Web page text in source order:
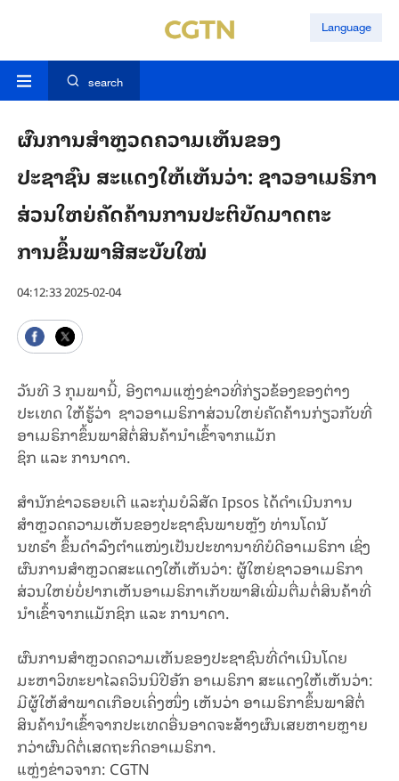
Language
search
ຜົນການສຳຫຼວດຄວາມເຫັນຂອງ
ປະຊາຊົນ ສະແດງໃຫ້ເຫັນວ່າ: ຊາວອາເມຣິກາ
ສ່ວນໃຫຍ່ຄັດຄ້ານການປະຕິບັດມາດຕະ
ການຂຶ້ນພາສີສະບັບໃໝ່
04:12:33 2025-02-04
ວັນທີ 3 ກຸມພານີ້, ອີງຕາມແຫຼ່ງຂ່າວທີ່ກ່ຽວຂ້ອງຂອງຕ່າງ
ປະເທດ ໃຫ້ຮູ້ວ່າ ຊາວອາເມຣິກາສ່ວນໃຫຍ່ຄັດຄ້ານກ່ຽວກັບທີ່
ອາເມຣິກາຂຶ້ນພາສີຕໍ່ສິນຄ້ານຳເຂົ້າຈາກແມັກ
ຊິກ ແລະ ການາດາ.
ສຳນັກຂ່າວຣອຍເຕີ ແລະກຸ່ມບໍລິສັດ Ipsos ໄດ້ດຳເນີນການ
ສຳຫຼວດຄວາມເຫັນຂອງປະຊາຊົນພາຍຫຼັງ ທ່ານໂດນັ
ນທຣຳ ຂຶ້ນດຳລົງຕຳແໜ່ງເປັນປະທານາທິບໍດີອາເມຣິກາ ເຊິ່ງ
ຜົນການສຳຫຼວດສະແດງໃຫ້ເຫັນວ່າ: ຜູ້ໃຫຍ່ຊາວອາເມຣິກາ
ສ່ວນໃຫຍ່ບໍ່ຢາກເຫັນອາເມຣິກາເກັບພາສີເພີ່ມຕື່ມຕໍ່ສິນຄ້າທີ່
ນຳເຂົ້າຈາກແມັກຊິກ ແລະ ການາດາ.
ຜົນການສຳຫຼວດຄວາມເຫັນຂອງປະຊາຊົນທີ່ດຳເນີນໂດຍ
ມະຫາວິທະຍາໄລຄວິນນິປີອັກ ອາເມຣິກາ ສະແດງໃຫ້ເຫັນວ່າ:
ມີຜູ້ໃຫ້ສຳພາດເກືອບເຄິ່ງໜຶ່ງ ເຫັນວ່າ ອາເມຣິກາຂຶ້ນພາສີຕໍ່
ສິນຄ້ານຳເຂົ້າຈາກປະເທດອື່ນອາດຈະສ້າງຜົນເສຍຫາຍຫຼາຍ
ກວ່າຜົນດີຕໍ່ເສດຖະກິດອາເມຣິກາ.
ແຫຼ່ງ​ຂ່າວ​ຈາກ: CGTN